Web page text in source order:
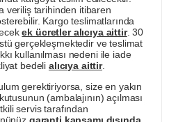
veriliş tarihinden itibaren
Kargo teslimatlarında
ek ücretler alıcıya aittir. 30
gerçekleşmektedir ve teslimat
kullanılması nedeni ile iade
bedeli alıcıya aittir.
gerektiriyorsa, size en yakın
(ambalajının) açılması
servis tarafından